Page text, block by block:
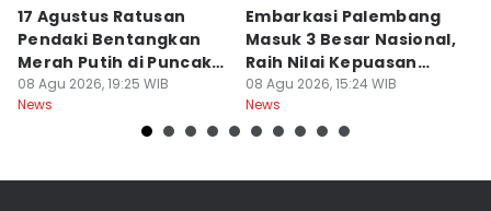
17 Agustus Ratusan
Pendaki Bentangkan
Merah Putih di Puncak
Dempo
08 Agu 2026, 19:25 WIB
News
Embarkasi Palembang
Masuk 3 Besar Nasional,
Raih Nilai Kepuasan
86,65
08 Agu 2026, 15:24 WIB
News